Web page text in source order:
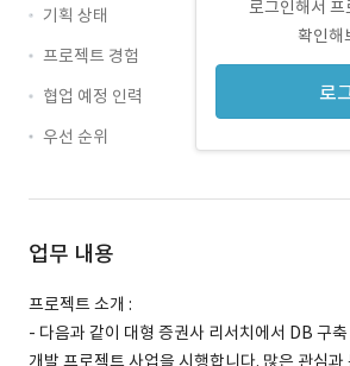
로그인해서
확인해
로
기획 상태
프로젝트 경험
협업 예정 인력
우선 순위
업무 내용
프로젝트 소개 :
- 다음과 같이 대형 증권사 리서치에서 DB 구
개발 프로젝트 사업을 시행합니다. 많은 관심